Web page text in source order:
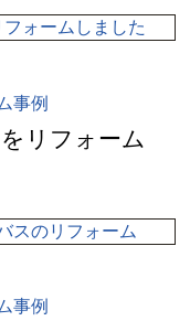
事例
リフォーム
事例